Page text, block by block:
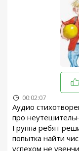
00:02:07
Аудио
про
Группа ребят
попытка найти
успехом не